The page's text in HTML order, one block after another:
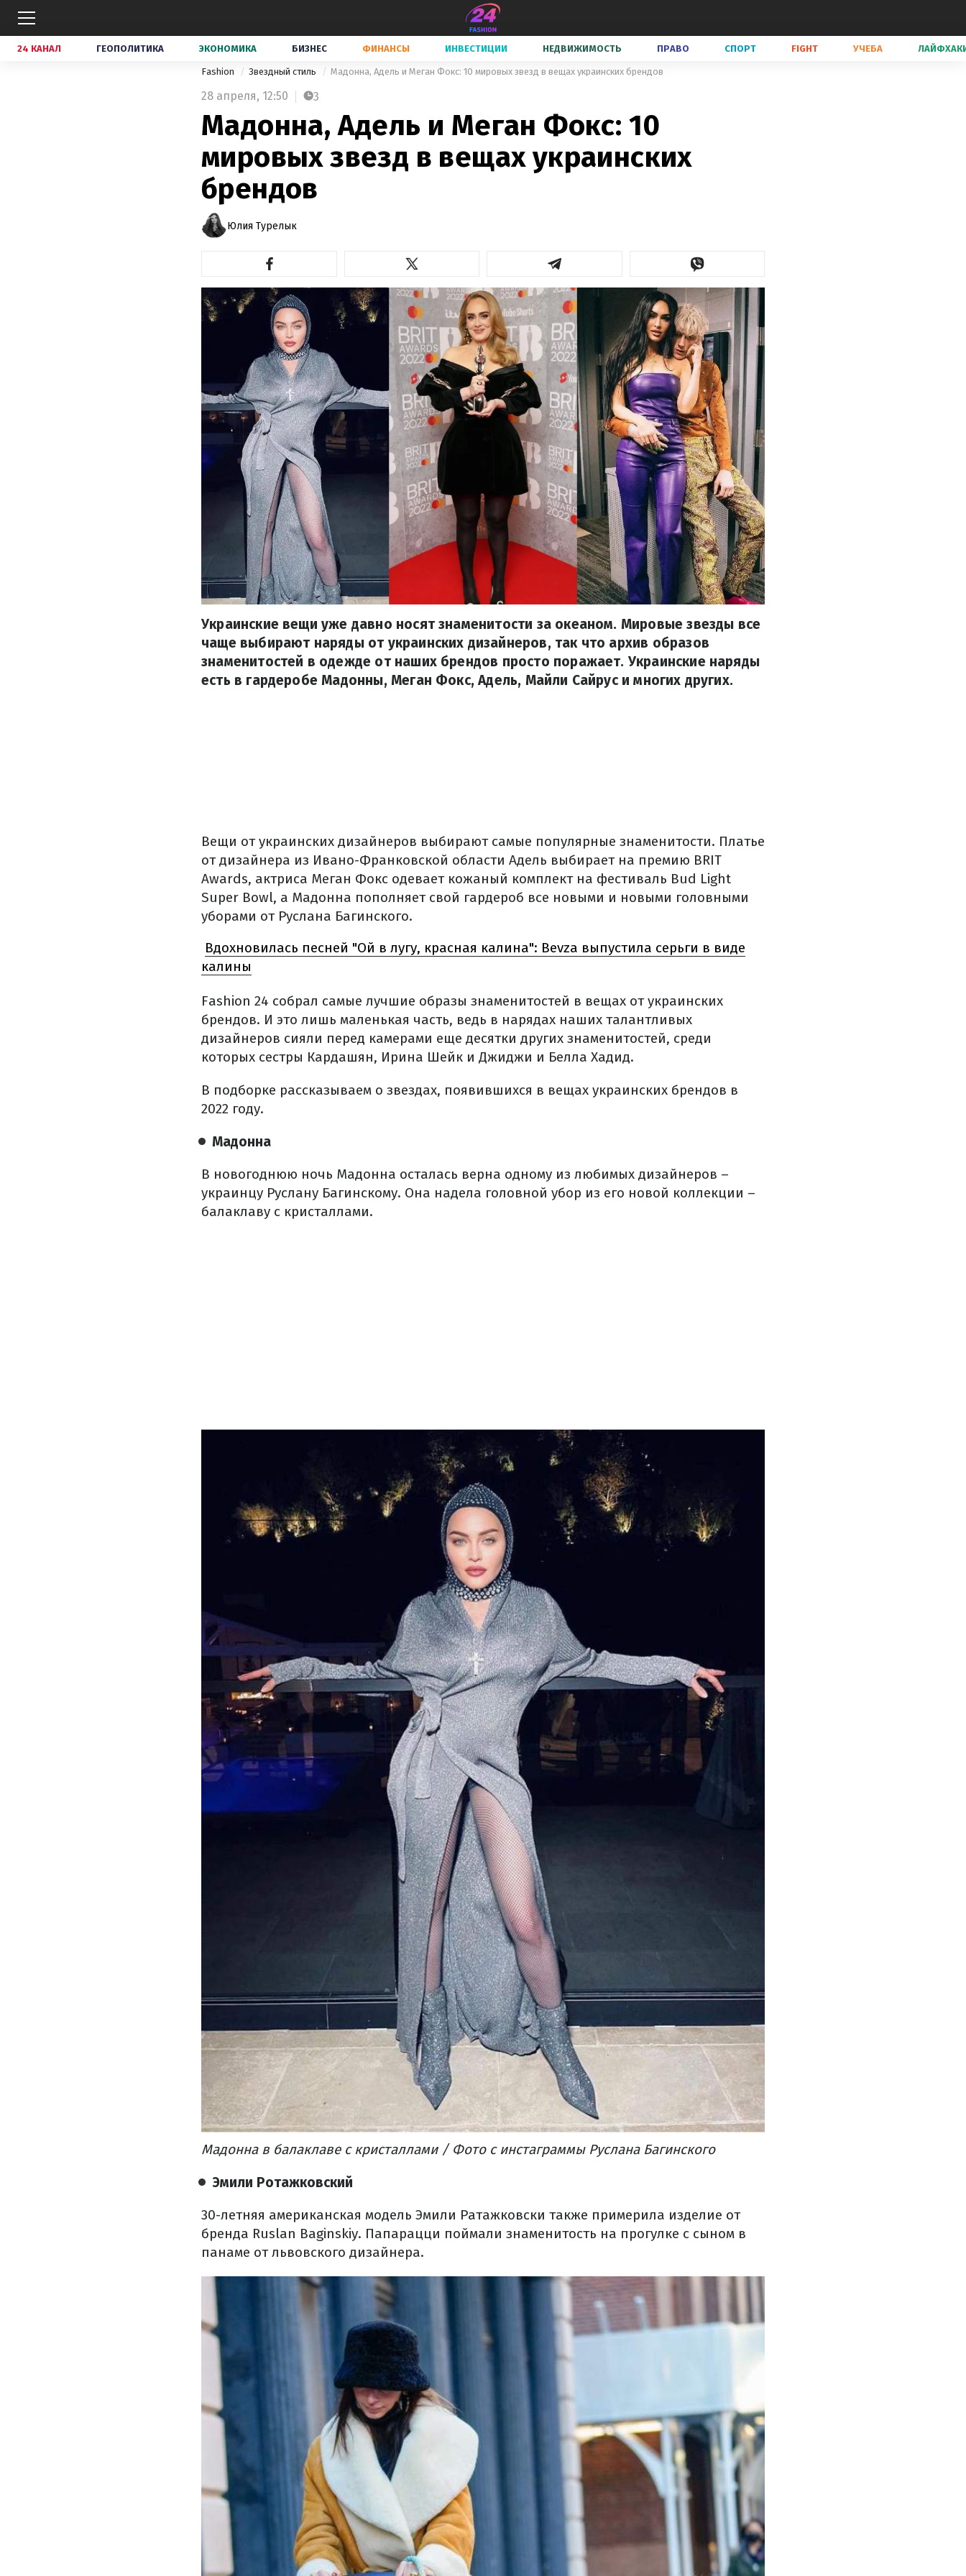
24 КАНАЛ ГЕОПОЛИТИКА ЭКОНОМИКА БИЗНЕС ФИНАНСЫ ИНВЕСТИЦИИ НЕДВИЖИМОСТЬ ПРАВО СПОРТ FIGHT УЧЕБА
Fashion Звездный стиль Мадонна, Адель и Меган Фокс: 10 мировых звезд в вещах украинских брендов
28 апреля, 12:50 3
Мадонна, Адель и Меган Фокс: 10
мировых звезд в вещах украинских
брендов
Юлия Турелык
Украинские вещи уже давно носят знаменитости за океаном. Мировые звезды все
чаще выбирают наряды от украинских дизайнеров, так что архив образов
знаменитостей в одежде от наших брендов просто поражает. Украинские наряды
есть в гардеробе Мадонны, Меган Фокс, Адель, Майли Сайрус и многих других.
Вещи от украинских дизайнеров выбирают самые популярные знаменитости. Платье
от дизайнера из Ивано-Франковской области Адель выбирает на премию BRIT
Awards, актриса Меган Фокс одевает кожаный комплект на фестиваль Bud Light
Super Bowl, а Мадонна пополняет свой гардероб все новыми и новыми головными
уборами от Руслана Багинского.
Вдохновилась песней "Ой в лугу, красная калина": Bevza выпустила серьги в виде
калины
Fashion 24 собрал самые лучшие образы знаменитостей в вещах от украинских
брендов. И это лишь маленькая часть, ведь в нарядах наших талантливых
дизайнеров сияли перед камерами еще десятки других знаменитостей, среди
которых сестры Кардашян, Ирина Шейк и Джиджи и Белла Хадид.
В подборке рассказываем о звездах, появившихся в вещах украинских брендов в
2022 году.
Мадонна
В новогоднюю ночь Мадонна осталась верна одному из любимых дизайнеров –
украинцу Руслану Багинскому. Она надела головной убор из его новой коллекции –
балаклаву с кристаллами.
Мадонна в балаклаве с кристаллами / Фото с инстаграммы Руслана Багинского
Эмили Ротажковский
30-летняя американская модель Эмили Ратажковски также примерила изделие от
бренда Ruslan Baginskiy. Папарацци поймали знаменитость на прогулке с сыном в
панаме от львовского дизайнера.